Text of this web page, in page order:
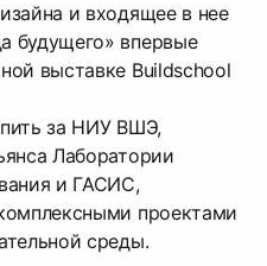
и входящее в нее
будущего» впервые
выставке Buildschool
за НИУ ВШЭ,
Лаборатории
и ГАСИС,
проектами
среды.